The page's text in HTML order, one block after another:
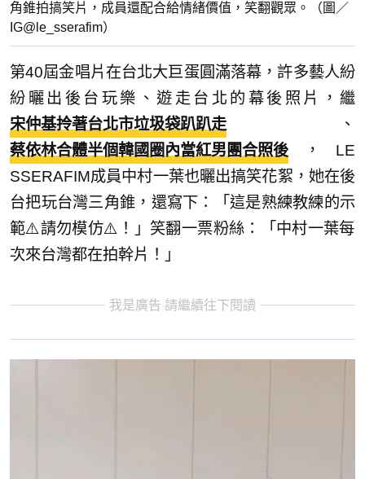
角錐拍搞笑片，成員還配合給情緒價值，笑翻觀眾。（圖／
IG@le_sserafim）
第40屆金唱片在台北大巨蛋圓滿落幕，許多藝人紛
紛曬出後台玩樂、遊走台北的幕後照片，繼
宋仲基拎著台北市垃圾袋趴趴走、
蔡依林合體半個韓國圈內當紅男團合照後 ，LE
SSERAFIM成員中村一葉也曬出搞笑花絮，她在後
台把玩台灣三角錐，還寫下：「這是熟練教練的示
範⚠️請勿模仿⚠️！」笑翻一票粉絲：「中村一葉每
次來台灣都在拍幹片！」
我是廣告 請繼續往下閱讀